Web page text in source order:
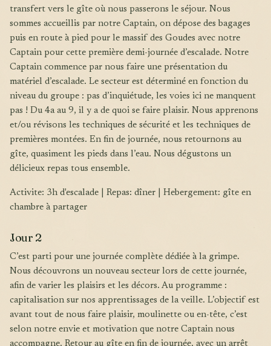
transfert vers le gîte où nous passerons le séjour. Nous
sommes accueillis par notre Captain, on dépose des bagages
puis en route à pied pour le massif des Goudes avec notre
Captain pour cette première demi-journée d’escalade. Notre
Captain commence par nous faire une présentation du
matériel d’escalade. Le secteur est déterminé en fonction du
niveau du groupe : pas d’inquiétude, les voies ici ne manquent
pas ! Du 4a au 9, il y a de quoi se faire plaisir. Nous apprenons
et/ou révisons les techniques de sécurité et les techniques de
premières montées. En fin de journée, nous retournons au
gîte, quasiment les pieds dans l’eau. Nous dégustons un
délicieux repas tous ensemble.
Activite: 3h d'escalade | Repas: dîner | Hebergement: gîte en
chambre à partager
Jour 2
C’est parti pour une journée complète dédiée à la grimpe.
Nous découvrons un nouveau secteur lors de cette journée,
afin de varier les plaisirs et les décors. Au programme :
capitalisation sur nos apprentissages de la veille. L’objectif est
avant tout de nous faire plaisir, moulinette ou en-tête, c’est
selon notre envie et motivation que notre Captain nous
accompagne. Retour au gîte en fin de journée, avec un arrêt